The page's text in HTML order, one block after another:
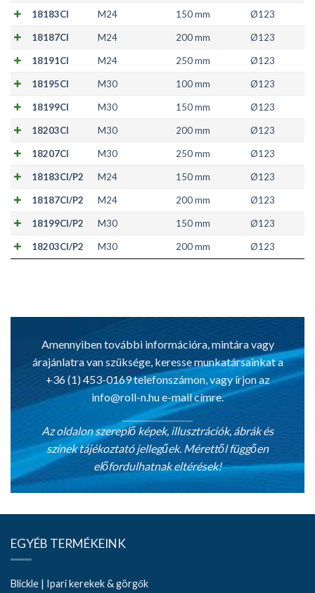
18183CI M24 150 mm Ø123
18187CI M24 200 mm Ø123
18191CI M24 250 mm Ø123
18195CI M30 100 mm Ø123
18199CI M30 150 mm Ø123
18203CI M30 200 mm Ø123
18207CI M30 250 mm Ø123
18183CI/P2 M24 150 mm Ø123
18187CI/P2 M24 200 mm Ø123
18199CI/P2 M30 150 mm Ø123
18203CI/P2 M30 200 mm Ø123
Amennyiben további információra, mintára vagy
árajánlatra van szüksége, keresse munkatársainkat a
+36 (1) 453-0169 telefonszámon, vagy írjon az
info@roll-n.hue-mail címre.
Az oldalon szereplő képek, illusztrációk, ábrák és
színek tájékoztató jellegűek. Mérettől függően
előfordulhatnak eltérések!
EGYÉB TERMÉKEINK
Blickle | Ipari kerekek & görgők